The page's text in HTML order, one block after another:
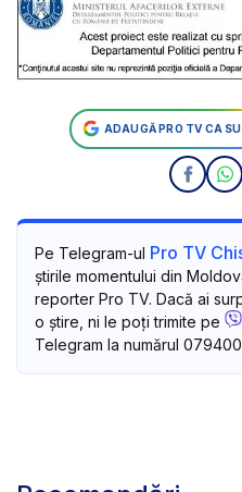
ADAUGĂ PRO TV CA
Pe Telegram-ul Pro TV
știrile momentului din
reporter Pro TV. Dacă ai
o știre, ni le poți trimite pe
Telegram la numărul